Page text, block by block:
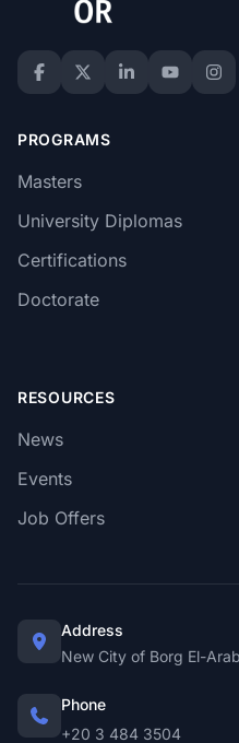
PROGRAMS
Masters
University Diplomas
Certifications
Doctorate
RESOURCES
News
Events
Job Offers
Address
New City of Borg El-
Phone
+20 3 484 3504